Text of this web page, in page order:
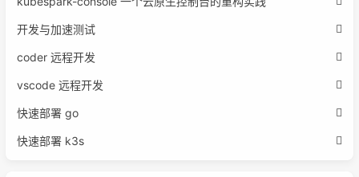
开发与加速测试
coder 远程开发
vscode 远程开发
快速部署 go
快速部署 k3s